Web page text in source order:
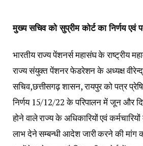
मुख्य सचिव को सुप्रीम कोर्ट का निर्णय
भारतीय राज्य पेंशनर्स महासंघ के राष्ट्रीय
राज्य संयुक्त पेंशनर फेडरेशन के अध्यक्ष
सचिव,छत्तीसगढ़ शासन, रायपुर को पत्र
निर्णय 15/12/22 के परिपालन में जून और
होने वाले राज्य के अधिकारियों एवं
लाभ देने सम्बन्धी आदेश जारी करने की मांग